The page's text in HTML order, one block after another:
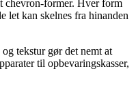
chevron-former. Hver form
let kan skelnes fra hinanden
tekstur gør det nemt at
til opbevaringskasser,